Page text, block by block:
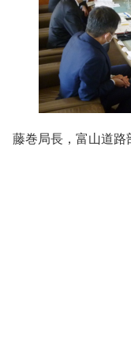
藤巻局長，富山道路